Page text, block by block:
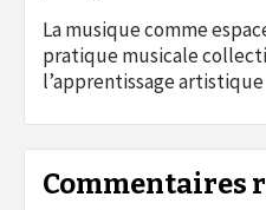
La musique comme
pratique musicale
l’apprentissage artistique
Commentaires